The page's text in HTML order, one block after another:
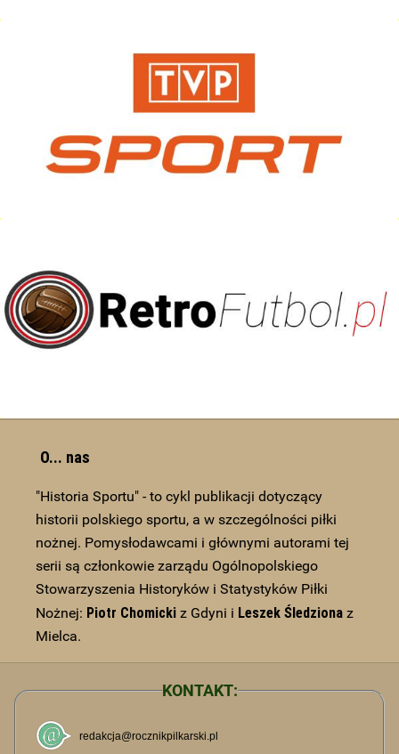
O... nas
"Historia Sportu" - to cykl publikacji dotyczący
historii polskiego sportu, a w szczególności piłki
nożnej. Pomysłodawcami i głównymi autorami tej
serii są członkowie zarządu Ogólnopolskiego
Stowarzyszenia Historyków i Statystyków Piłki
Nożnej: Piotr Chomicki z Gdyni i Leszek Śledziona z
Mielca.
KONTAKT: